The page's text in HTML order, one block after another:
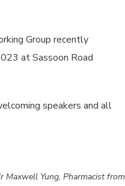
Group recently
at Sassoon Road
speakers and all
Maxwell Yung, Pharmacist from